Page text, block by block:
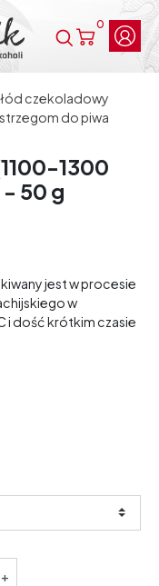
0
1300
50 g
jest w procesie
w
i dość krótkim czasie
+